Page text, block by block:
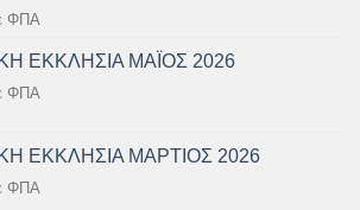
ΦΠΑ
ΕΚΚΛΗΣΙΑ ΜΑΪΟΣ 2026
ΦΠΑ
ΕΚΚΛΗΣΙΑ ΜΑΡΤΙΟΣ 2026
ΦΠΑ